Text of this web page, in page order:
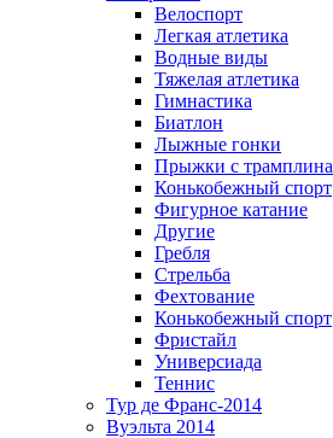
Велоспорт
Легкая атлетика
Водные виды
Тяжелая атлетика
Гимнастика
Биатлон
Лыжные гонки
Прыжки с трамплина
Конькобежный спорт
Фигурное катание
Другие
Гребля
Стрельба
Фехтование
Конькобежный спорт
Фристайл
Универсиада
Теннис
Тур де Франс-2014
Вуэльта 2014